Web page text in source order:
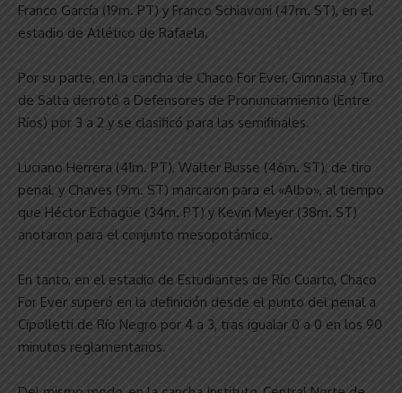
Franco García (19m. PT) y Franco Schiavoni (47m. ST), en el
estadio de Atlético de Rafaela.
Por su parte, en la cancha de Chaco For Ever, Gimnasia y Tiro
de Salta derrotó a Defensores de Pronunciamiento (Entre
Ríos) por 3 a 2 y se clasificó para las semifinales.
Luciano Herrera (41m. PT), Walter Busse (46m. ST), de tiro
penal, y Chaves (9m. ST) marcaron para el «Albo», al tiempo
que Héctor Echagüe (34m. PT) y Kevin Meyer (38m. ST)
anotaron para el conjunto mesopotámico.
En tanto, en el estadio de Estudiantes de Río Cuarto, Chaco
For Ever superó en la definición desde el punto del penal a
Cipolletti de Río Negro por 4 a 3, tras igualar 0 a 0 en los 90
minutos reglamentarios.